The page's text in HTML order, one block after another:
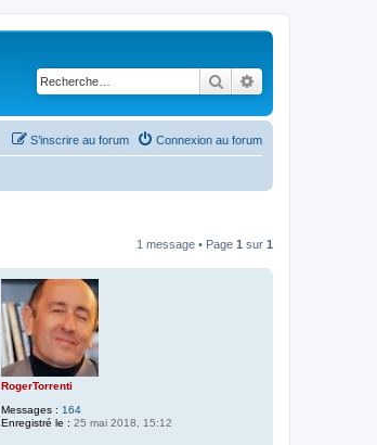
Rechercher
Connexion au forum
S’inscrire au forum
1 message • Page 1 sur 1
RogerTorrenti
Messages : 164
Enregistré le : 25 mai 2018, 15:12